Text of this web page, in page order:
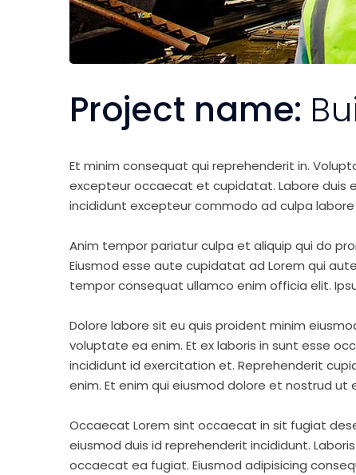
Project name:
Et minim consequat qui reprehenderit in.
excepteur occaecat et cupidatat. Labore duis
incididunt excepteur commodo ad culpa labore
Anim tempor pariatur culpa et aliquip qui do
Eiusmod esse aute cupidatat ad Lorem qui
tempor consequat ullamco enim officia elit.
Dolore labore sit eu quis proident minim
voluptate ea enim. Et ex laboris in sunt esse
incididunt id exercitation et. Reprehenderit
enim. Et enim qui eiusmod dolore et nostrud
Occaecat Lorem sint occaecat in sit fugiat
eiusmod duis id reprehenderit incididunt.
occaecat ea fugiat. Eiusmod adipisicing